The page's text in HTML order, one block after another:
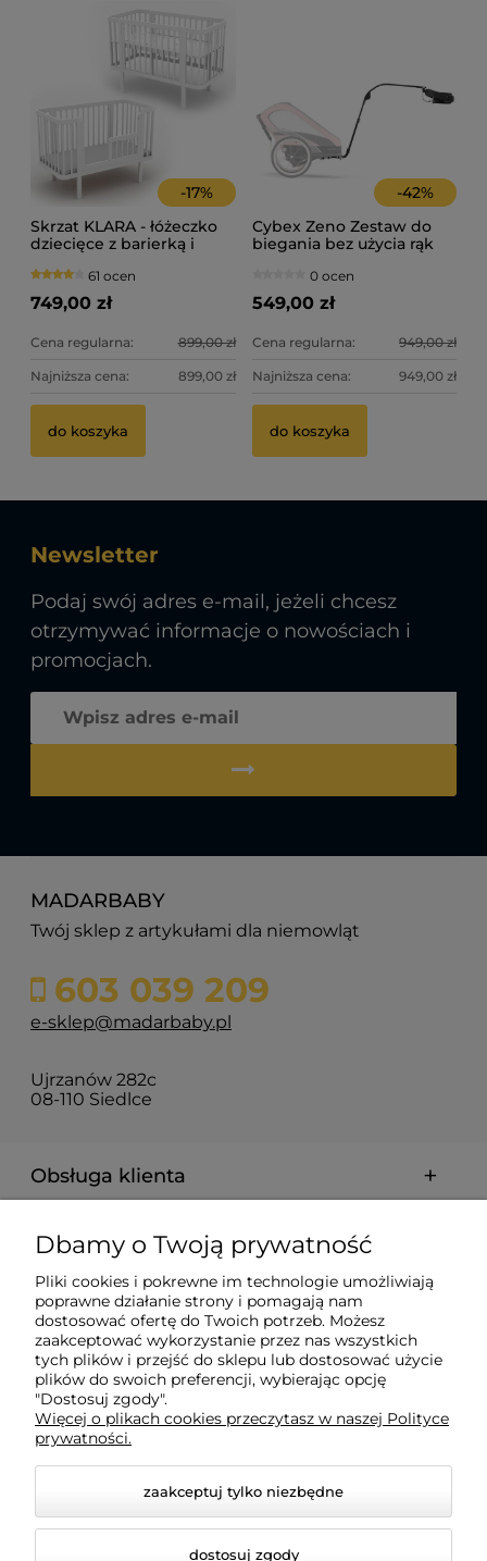
-17%
Skrzat KLARA - łóżeczko
dziecięce z barierką i
szczebelkami (120x60 cm)
- kolor BIAŁY
61 ocen
749,00 zł
Cena regularna: 899,00 zł
Najniższa cena: 899,00 zł
do koszyka
-42%
Cybex Zeno Zestaw do
biegania bez użycia rąk
0 ocen
549,00 zł
Cena regularna: 949,00 zł
Najniższa cena: 949,00 zł
do koszyka
Newsletter
Podaj swój adres e-mail, jeżeli chcesz
otrzymywać informacje o nowościach i
promocjach.
MADARBABY
Twój sklep z artykułami dla niemowląt
603 039 209
e-sklep@madarbaby.pl
Ujrzanów 282c
08-110 Siedlce
Obsługa klienta
Pomoc
Płatności i dostawa
Informacje
O nas
Dbamy o Twoją prywatność
Pliki cookies i pokrewne im technologie umożliwiają
poprawne działanie strony i pomagają nam
dostosować ofertę do Twoich potrzeb. Możesz
zaakceptować wykorzystanie przez nas wszystkich
tych plików i przejść do sklepu lub dostosować użycie
plików do swoich preferencji, wybierając opcję
"Dostosuj zgody".
Więcej o plikach cookies przeczytasz w naszej Polityce
prywatności.
zaakceptuj tylko niezbędne
dostosuj zgody